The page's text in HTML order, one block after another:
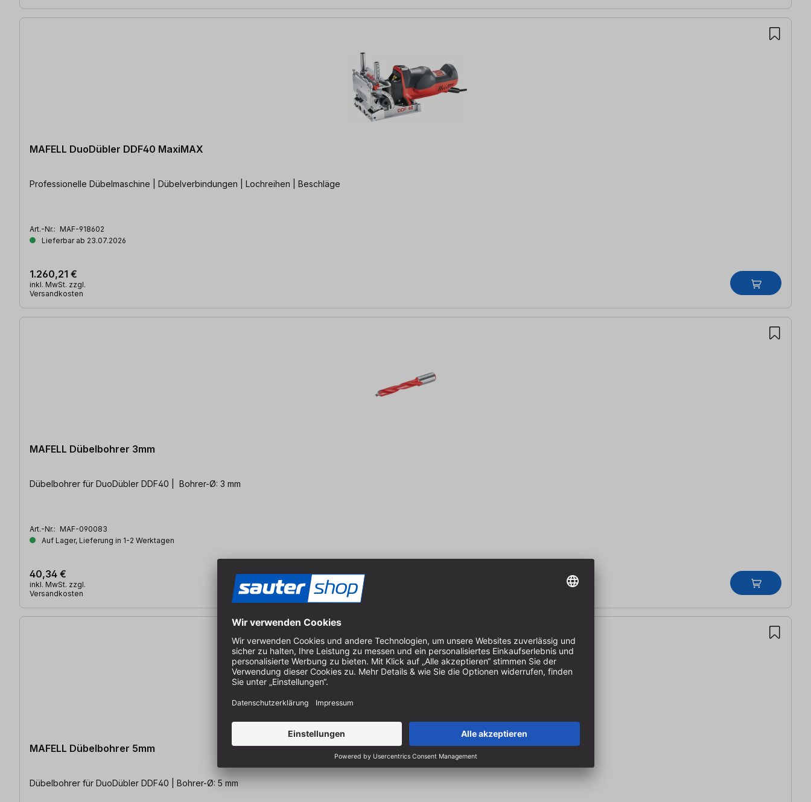
MAFELL DuoDübler DDF40 MaxiMAX
Professionelle Dübelmaschine | Dübelverbindungen | Lochreihen | Beschläge
Art.-Nr.: MAF-918602
Lieferbar ab 23.07.2026
1.260,21 €
inkl. MwSt. zzgl.
Versandkosten
MAFELL Dübelbohrer 3mm
Dübelbohrer für DuoDübler DDF40 | Bohrer-Ø: 3 mm
Art.-Nr.: MAF-090083
Auf Lager, Lieferung in 1-2 Werktagen
40,34 €
inkl. MwSt. zzgl.
Versandkosten
MAFELL Dübelbohrer 5mm
Dübelbohrer für DuoDübler DDF40 | Bohrer-Ø: 5 mm